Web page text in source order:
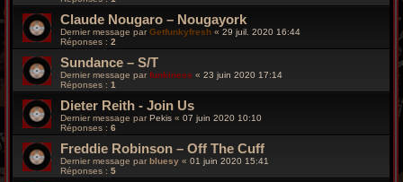
Claude Nougaro – Nougayork
Dernier message parGetfunkyfresh « 29 juil. 2020 16:44
Réponses : 2
Sundance – S/T
Dernier message par funkiness « 23 juin 2020 17:14
Réponses : 1
Dieter Reith - Join Us
Dernier message parPekis « 07 juin 2020 10:10
Réponses : 6
Freddie Robinson – Off The Cuff
Dernier message par bluesy « 01 juin 2020 15:41
Réponses : 5